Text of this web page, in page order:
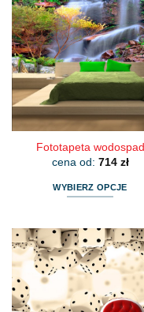
Fototapeta wodospad
cena od: 714 zł
WYBIERZ OPCJE
ma
wiele
wariantów.
Opcje
można